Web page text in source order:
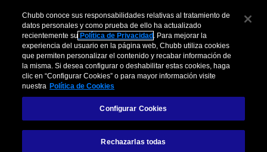
content
Chubb
¿Qué es el grado de
discapacidad?
Chubb conoce sus responsabilidades relativas al tratamiento de
datos personales y como prueba de ello ha actualizado
recientemente su Política de Privacidad . Para mejorar la
experiencia del usuario en la página web, Chubb utiliza cookies
que permiten personalizar el contenido y recabar información de
la misma. Si desea configurar o deshabilitar estas cookies, haga
clic en “Configurar Cookies” o para mayor información visite
nuestra Política de Cookies
Configurar Cookies
Rechazarlas todas